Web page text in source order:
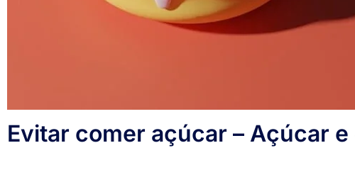
Evitar comer açúcar – Açúcar